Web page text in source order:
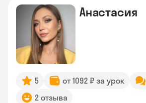
Анастасия
5 от 1092 ₽ за урок
2 отзыва